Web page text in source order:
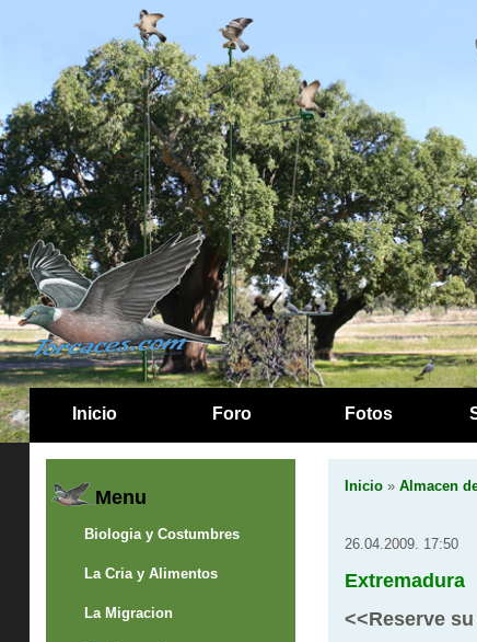
Inicio Foro Fotos
Menu
Biologia y Costumbres
La Cria y Alimentos
La Migracion
Inicio» Almacen
26.04.2009. 17:50
Extremadura
<<Reserve